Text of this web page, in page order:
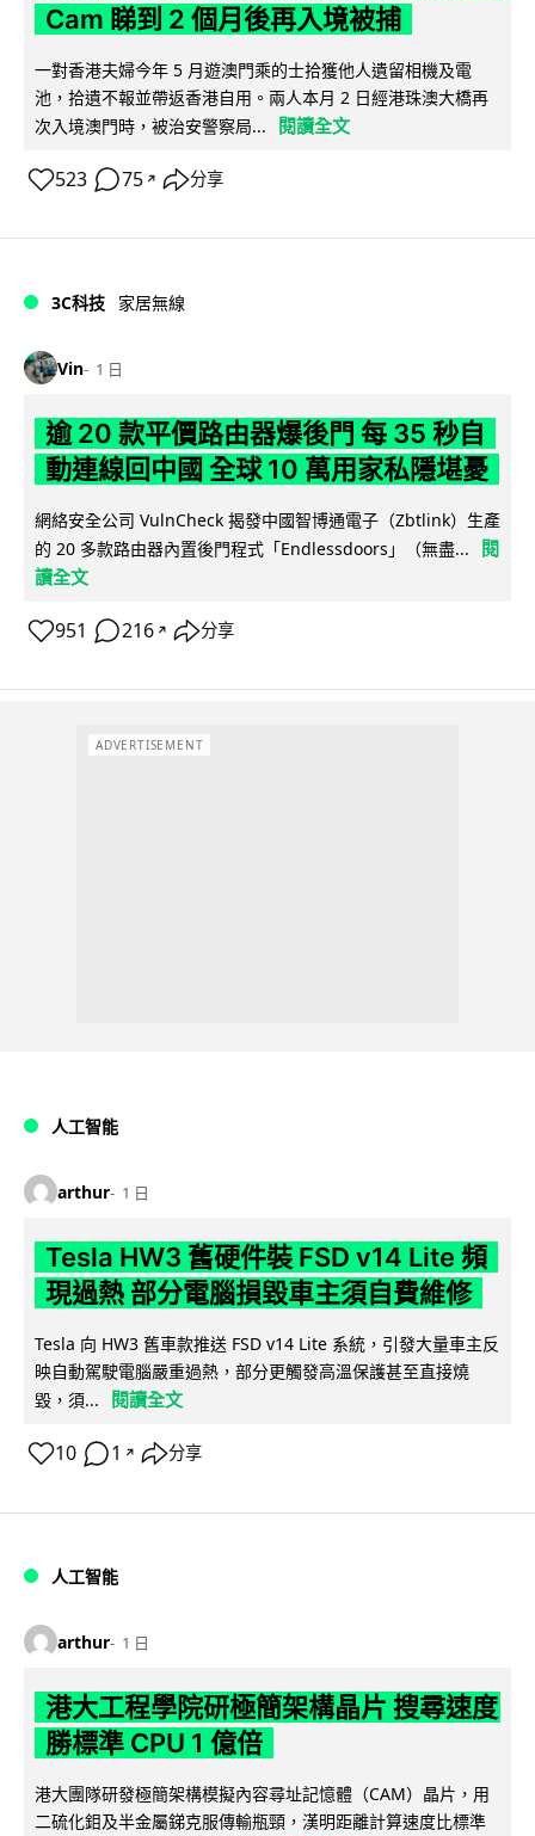
Cam 睇到 2 個月後再入境被捕
一對香港夫婦今年 5 月遊澳門乘的士拾獲他人遺留相機及電
池，拾遺不報並帶返香港自用。兩人本月 2 日經港珠澳大橋再
次入境澳門時，被治安警察局...
閱讀全文
523 75 ↗ 分享
3C科技 家居無線
Vin 1 日
逾 20 款平價路由器爆後門 每 35 秒自
動連線回中國 全球 10 萬用家私隱堪憂
網絡安全公司 VulnCheck 揭發中國智博通電子（Zbtlink）生產
的 20 多款路由器內置後門程式「Endlessdoors」（無盡...
閱
讀全文
951 216 ↗ 分享
ADVERTISEMENT
人工智能
arthur 1 日
Tesla HW3 舊硬件裝 FSD v14 Lite 頻
現過熱 部分電腦損毀車主須自費維修
Tesla 向 HW3 舊車款推送 FSD v14 Lite 系統，引發大量車主反
映自動駕駛電腦嚴重過熱，部分更觸發高溫保護甚至直接燒
毀，須...
閱讀全文
10 1 ↗ 分享
人工智能
arthur 1 日
港大工程學院研極簡架構晶片 搜尋速度
勝標準 CPU 1 億倍
港大團隊研發極簡架構模擬內容尋址記憶體（CAM）晶片，用
二硫化鉬及半金屬銻克服傳輸瓶頸，漢明距離計算速度比標準